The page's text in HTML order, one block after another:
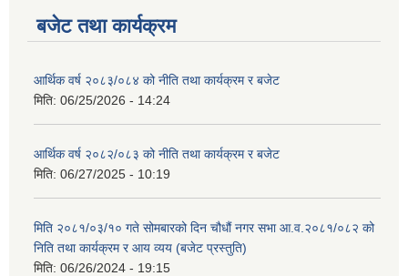
बजेट तथा कार्यक्रम
आर्थिक वर्ष २०८३/०८४ को नीति तथा कार्यक्रम र बजेट
मिति: 06/25/2026 - 14:24
आर्थिक वर्ष २०८२/०८३ को नीति तथा कार्यक्रम र बजेट
मिति: 06/27/2025 - 10:19
मिति २०८१/०३/१० गते सोमबारको दिन चौधौं नगर सभा आ.व.२०८१/०८२ को
निति तथा कार्यक्रम र आय व्यय (बजेट प्रस्तुति)
मिति: 06/26/2024 - 19:15